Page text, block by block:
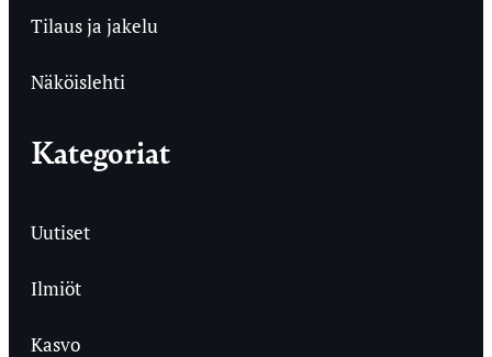
Tilaus ja jakelu
Näköislehti
Kategoriat
Uutiset
Ilmiöt
Kasvo